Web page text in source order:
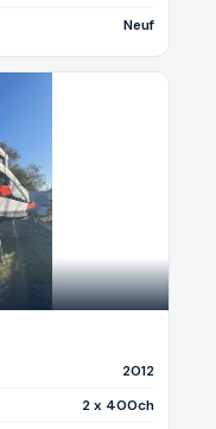
Neuf
2012
2 x 400ch